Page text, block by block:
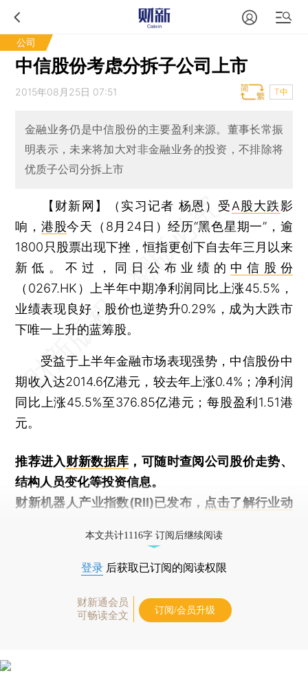
公司
中信股份考虑分拆子公司上市
2015年08月25日 07:51 T中
金融业务仍是中信股份的主要盈利来源。董事长常振
明表示，未来将加大对非金融业务的投资，不排除将
优质子公司分拆上市
【财新网】（实习记者 杨恩） 受A股大跌影
响， 港股今天（8月24日）经历“黑色星期一”，逾
1800只股票出现下挫，恒指更创下自去年三月以来
新低。不过，同日公布业绩的 中信股份
（0267.HK）上半年中期净利润同比上涨45.5%，
业绩表现良好，股价也逆势升0.29%，成为大跌市
下唯一上升的蓝筹股。
受益于上半年金融市场表现强势，中信股份中
期收入达2014.6亿港元，较去年上涨0.4%；净利润
同比上涨45.5%至376.85亿港元；每股盈利1.51港
元。
推荐进入财新数据库 ，可随时查阅公司股价走势、
结构人员变化等投资信息。
财新机器人产业指数(RII)已发布， 点击了解行业动
本文共计1116字 订阅后继续阅读
登录 后获取已订阅的阅读权限
财新通会员
可畅读全文
订阅/会员升级